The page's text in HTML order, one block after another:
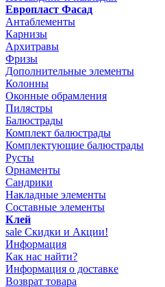
Европласт Фасад
Антаблементы
Карнизы
Архитравы
Фризы
Дополнительные элементы
Колонны
Оконные обрамления
Пилястры
Балюстрады
Комплект балюстрады
Комплектующие балюстрады
Русты
Орнаменты
Сандрики
Накладные элементы
Составные элементы
Клей
sale Скидки и Акции!
Информация
Как нас найти?
Информация о доставке
Возврат товара